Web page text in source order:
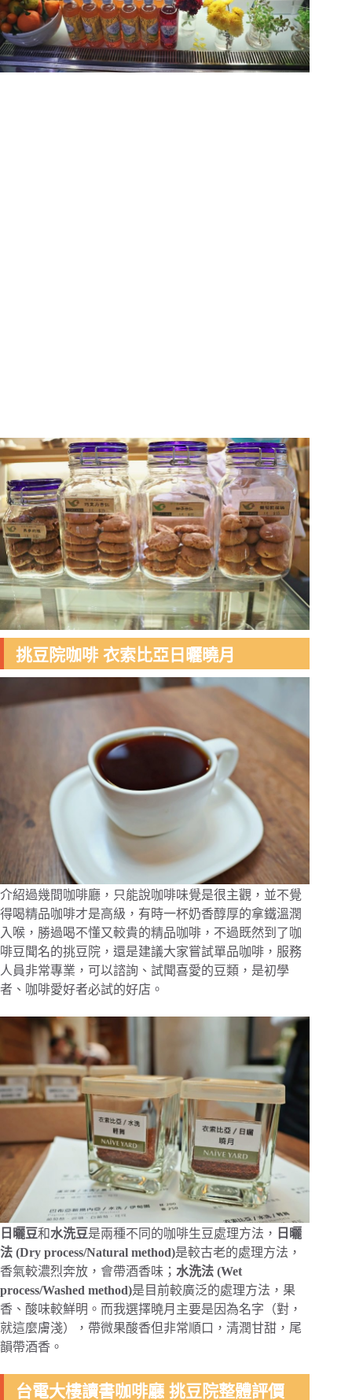
挑豆院咖啡 衣索比亞日曬曉月
介紹過幾間咖啡廳，只能說咖啡味覺是很主觀，並不覺
得喝精品咖啡才是高級，有時一杯奶香醇厚的拿鐵溫潤
入喉，勝過喝不懂又較貴的精品咖啡，不過既然到了咖
啡豆聞名的挑豆院，還是建議大家嘗試單品咖啡，服務
人員非常專業，可以諮詢、試聞喜愛的豆類，是初學
者、咖啡愛好者必試的好店。
日曬豆和水洗豆是兩種不同的咖啡生豆處理方法， 日曬
法 (Dry process/Natural method)是較古老的處理方法，
香氣較濃烈奔放，會帶酒香味； 水洗法 (Wet
process/Washed method)是目前較廣泛的處理方法，果
香、酸味較鮮明。而我選擇曉月主要是因為名字（對，
就這麼膚淺），帶微果酸香但非常順口，清潤甘甜，尾
韻帶酒香。
台電大樓讀書咖啡廳 挑豆院整體評價